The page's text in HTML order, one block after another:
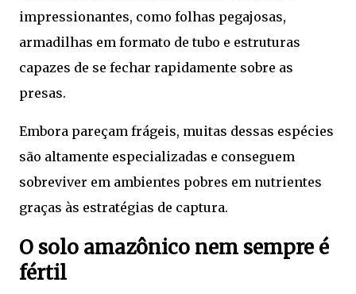
impressionantes, como folhas pegajosas,
armadilhas em formato de tubo e estruturas
capazes de se fechar rapidamente sobre as
presas.
Embora pareçam frágeis, muitas dessas espécies
são altamente especializadas e conseguem
sobreviver em ambientes pobres em nutrientes
graças às estratégias de captura.
O solo amazônico nem sempre é
fértil